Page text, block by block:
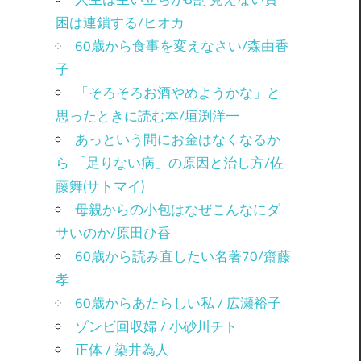
困は連鎖する/ヒオカ
60歳から食事を変えなさい/森由香
子
「そろそろお酒やめようかな」と
思ったときに読む本/垣渕洋一
あっという間にお金はなくなるか
ら 「足りない病」の原因と治し方/佐
藤舞(サトマイ)
母親からの小包はなぜこんなにダ
サいのか/原田ひ香
60歳から読み直したい名著70/齋藤
孝
60歳からあたらしい私 / 広瀬裕子
ゾンビ回収婦 / 小砂川チト
正体 / 染井為人